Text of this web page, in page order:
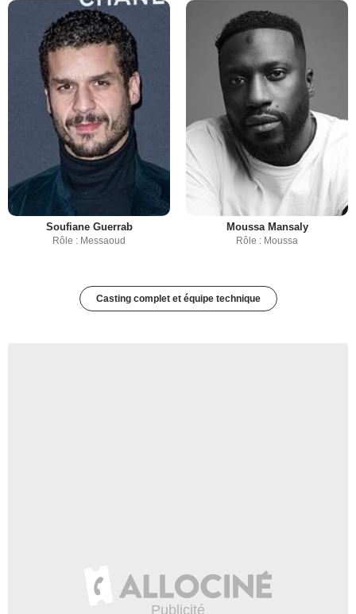
Soufiane Guerrab
Rôle : Messaoud
Moussa Mansaly
Rôle : Moussa
Casting complet et équipe technique